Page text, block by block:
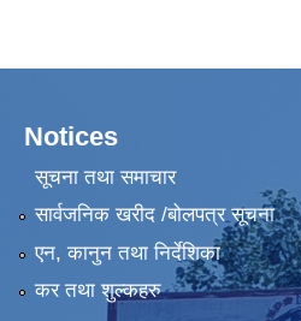
Notices
सूचना तथा समाचार
सार्वजनिक खरीद /बोलपत्र सूचना
एन, कानुन तथा निर्देशिका
कर तथा शुल्कहरु